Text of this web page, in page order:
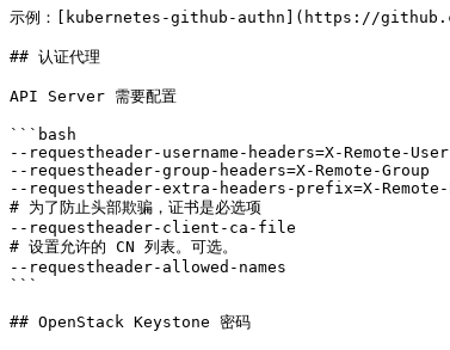
示例：[kubernetes-github-authn](https://
## 认证代理
API Server 需要配置
```bash
--requestheader-username-headers=X-Remote-User
--requestheader-group-headers=X-Remote-Group
--requestheader-extra-headers-prefix=X-
# 为了防止头部欺骗，证书是必选项
--requestheader-client-ca-file
# 设置允许的 CN 列表。可选。
--requestheader-allowed-names
```
## OpenStack Keystone 密码